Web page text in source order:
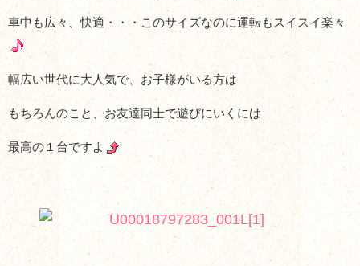
車中も広々、快適・・・このサイズなのに運転もスイスイ楽々
幅広い世代に大人気で、お子様がいる方は
もちろんのこと、お友達同士で遊びにいくには
最高の１台ですよ